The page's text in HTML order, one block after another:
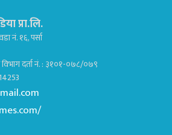
प्रा.लि.
नं. १६, पर्सा
दर्ता नं. : ३१०१-०७८/०७९